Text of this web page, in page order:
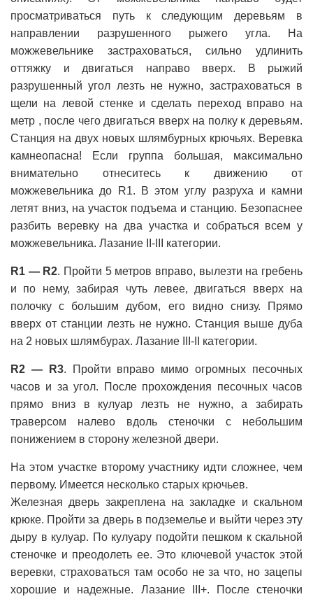
просматриваться путь к следующим деревьям в
направлении разрушенного рыжего угла. На
можжевельнике застраховаться, сильно удлинить
оттяжку и двигаться направо вверх. В рыжий
разрушенный угол лезть не нужно, застраховаться в
щели на левой стенке и сделать переход вправо на
метр , после чего двигаться вверх на полку к деревьям.
Станция на двух новых шлямбурных крючьях. Веревка
камнеопасна! Если группа большая, максимально
внимательно отнеситесь к движению от
можжевельника до R1. В этом углу разруха и камни
летят вниз, на участок подъема и станцию. Безопаснее
разбить веревку на два участка и собраться всем у
можжевельника. Лазание II-III категории.
R1 — R2. Пройти 5 метров вправо, вылезти на гребень
и по нему, забирая чуть левее, двигаться вверх на
полочку с большим дубом, его видно снизу. Прямо
вверх от станции лезть не нужно. Станция выше дуба
на 2 новых шлямбурах. Лазание III-II категории.
R2 — R3. Пройти вправо мимо огромных песочных
часов и за угол. После прохождения песочных часов
прямо вниз в кулуар лезть не нужно, а забирать
траверсом налево вдоль стеночки с небольшим
понижением в сторону железной двери.
На этом участке второму участнику идти сложнее, чем
первому. Имеется несколько старых крючьев.
Железная дверь закреплена на закладке и скальном
крюке. Пройти за дверь в подземелье и выйти через эту
дыру в кулуар. По кулуару подойти пешком к скальной
стеночке и преодолеть ее. Это ключевой участок этой
веревки, страховаться там особо не за что, но зацепы
хорошие и надежные. Лазание III+. После стеночки